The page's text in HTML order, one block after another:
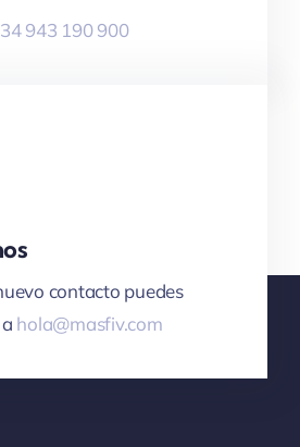
943 190 900
contacto puedes
hola@masfiv.com